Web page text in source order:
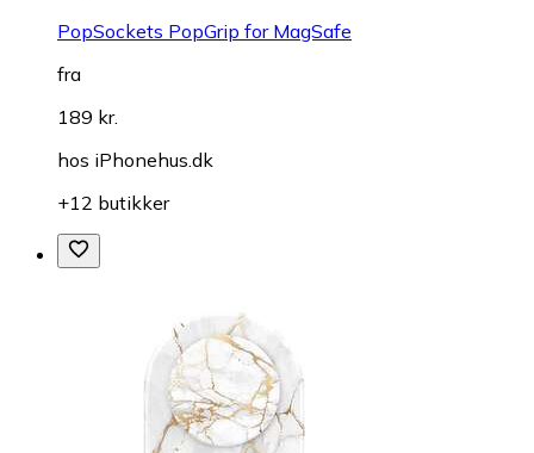
PopSockets PopGrip for MagSafe
fra
189 kr.
hos iPhonehus.dk
+12 butikker